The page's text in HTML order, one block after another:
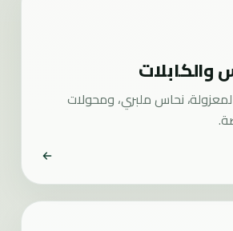
والكابلات
نحاس ملبري، ومحولات